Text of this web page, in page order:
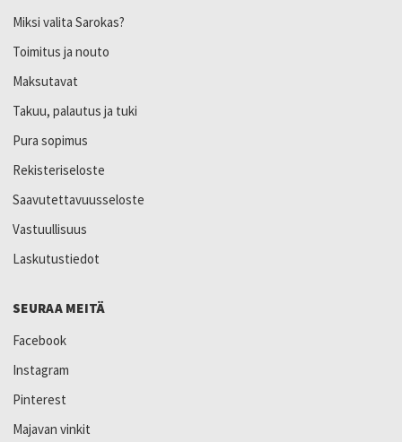
Miksi valita Sarokas?
Toimitus ja nouto
Maksutavat
Takuu, palautus ja tuki
Pura sopimus
Rekisteriseloste
Saavutettavuusseloste
Vastuullisuus
Laskutustiedot
SEURAA MEITÄ
Facebook
Instagram
Pinterest
Majavan vinkit